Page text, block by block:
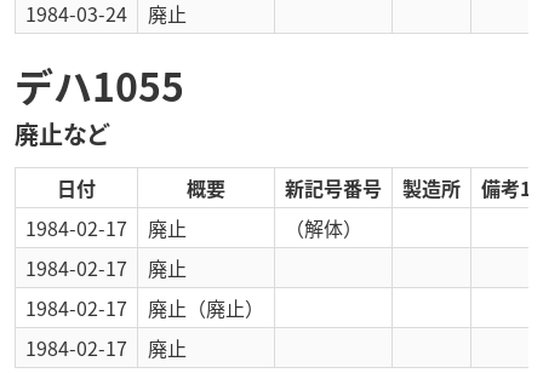
1984-03-24
廃止
デハ1055
廃止など
日付 概要 新記号番号 製造所
備考1
1984-02-17
廃止
（解体）
1984-02-17
廃止
1984-02-17
廃止 （廃止）
1984-02-17
廃止